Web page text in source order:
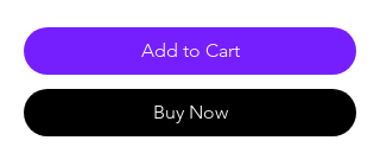
Add to Cart
Buy Now